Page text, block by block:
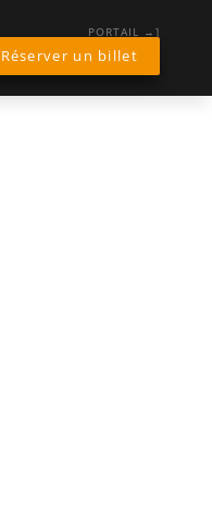
PORTAIL →]
Réserver un billet